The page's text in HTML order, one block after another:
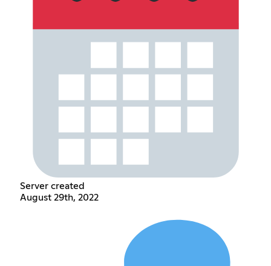
Server created
August 29th, 2022